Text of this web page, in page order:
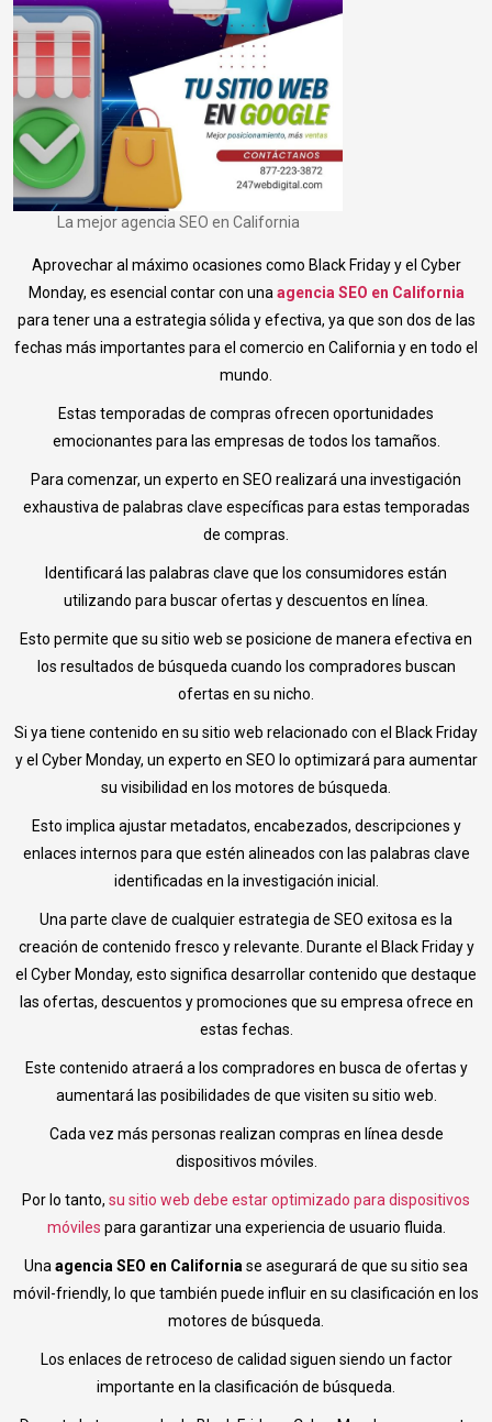
La mejor agencia SEO en California
Aprovechar al máximo ocasiones como Black Friday y el Cyber
Monday, es esencial contar con unaagencia SEO en California
para tener una a estrategia sólida y efectiva, ya que son dos de las
fechas más importantes para el comercio en California y en todo el
mundo.
Estas temporadas de compras ofrecen oportunidades
emocionantes para las empresas de todos los tamaños.
Para comenzar, un experto en SEO realizará una investigación
exhaustiva de palabras clave específicas para estas temporadas
de compras.
Identificará las palabras clave que los consumidores están
utilizando para buscar ofertas y descuentos en línea.
Esto permite que su sitio web se posicione de manera efectiva en
los resultados de búsqueda cuando los compradores buscan
ofertas en su nicho.
Si ya tiene contenido en su sitio web relacionado con el Black Friday
y el Cyber Monday, un experto en SEO lo optimizará para aumentar
su visibilidad en los motores de búsqueda.
Esto implica ajustar metadatos, encabezados, descripciones y
enlaces internos para que estén alineados con las palabras clave
identificadas en la investigación inicial.
Una parte clave de cualquier estrategia de SEO exitosa es la
creación de contenido fresco y relevante. Durante el Black Friday y
el Cyber Monday, esto significa desarrollar contenido que destaque
las ofertas, descuentos y promociones que su empresa ofrece en
estas fechas.
Este contenido atraerá a los compradores en busca de ofertas y
aumentará las posibilidades de que visiten su sitio web.
Cada vez más personas realizan compras en línea desde
dispositivos móviles.
Por lo tanto, su sitio web debe estar optimizado para dispositivos
móviles para garantizar una experiencia de usuario fluida.
Unaagencia SEO en Californiase asegurará de que su sitio sea
móvil-friendly, lo que también puede influir en su clasificación en los
motores de búsqueda.
Los enlaces de retroceso de calidad siguen siendo un factor
importante en la clasificación de búsqueda.